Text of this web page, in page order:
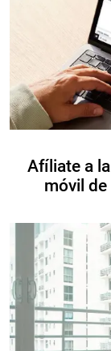
Afíliate a
móvil